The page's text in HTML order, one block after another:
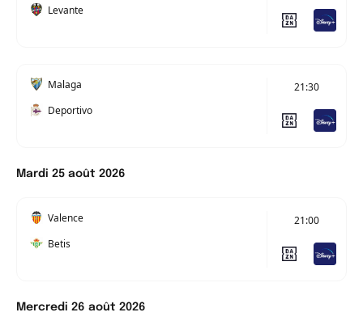
Levante
Malaga
Deportivo
21:30
Mardi 25 août 2026
Valence
Betis
21:00
Mercredi 26 août 2026